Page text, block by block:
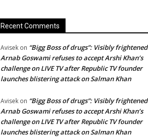
Recent Comments
Avisek on “Bigg Boss of drugs”: Visibly frightened
Arnab Goswami refuses to accept Arshi Khan’s
challenge on LIVE TV after Republic TV founder
launches blistering attack on Salman Khan
Avisek on “Bigg Boss of drugs”: Visibly frightened
Arnab Goswami refuses to accept Arshi Khan’s
challenge on LIVE TV after Republic TV founder
launches blistering attack on Salman Khan